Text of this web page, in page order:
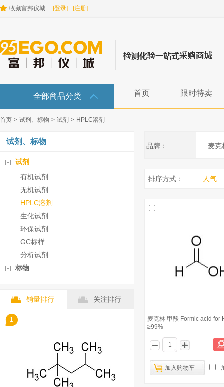
收藏富邦仪城 [登录] [注册]
全部商品分类 首页 限时特卖
首页 > 试剂、标物 > 试剂 > HPLC溶剂
试剂、标物
试剂
有机试剂
无机试剂
HPLC溶剂
生化试剂
环保试剂
GC标样
分析试剂
标物
销量排行 关注排行
1
品牌： 麦克
排序方式： 人气
麦克林 甲酸 Formic acid for
≥99%
加入购物车